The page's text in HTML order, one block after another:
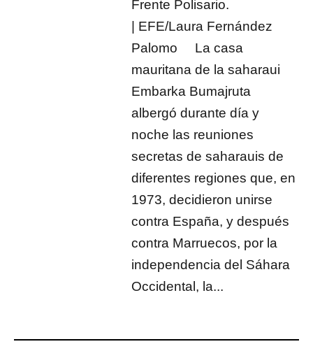
Frente Polisario.
| EFE/Laura Fernández
Palomo La casa
mauritana de la saharaui
Embarka Bumajruta
albergó durante día y
noche las reuniones
secretas de saharauis de
diferentes regiones que, en
1973, decidieron unirse
contra España, y después
contra Marruecos, por la
independencia del Sáhara
Occidental, la...